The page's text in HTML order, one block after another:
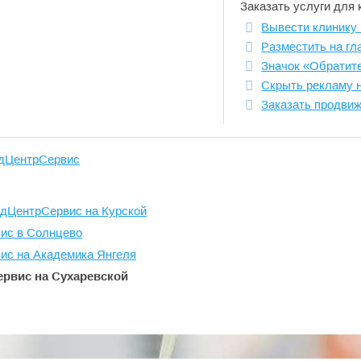
Заказать услуги для
Вывести клинику
Разместить на
Значок
Скрыть рекламу
Заказать
на Курской
в Солнцево
на Академика Янгеля
на Сухаревской